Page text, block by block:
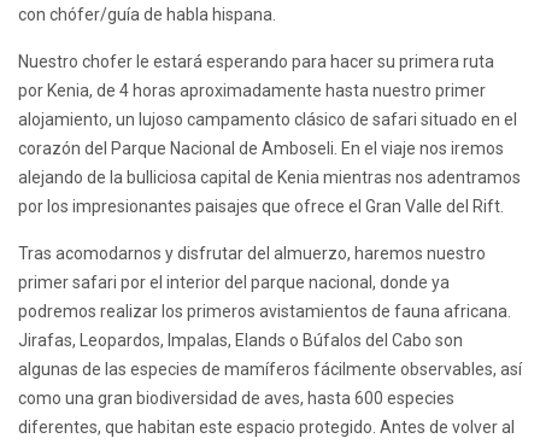
con chófer/guía de habla hispana.
Nuestro chofer le estará esperando para hacer su primera ruta
por Kenia, de 4 horas aproximadamente hasta nuestro primer
alojamiento, un lujoso campamento clásico de safari situado en el
corazón del Parque Nacional de Amboseli. En el viaje nos iremos
alejando de la bulliciosa capital de Kenia mientras nos adentramos
por los impresionantes paisajes que ofrece el Gran Valle del Rift.
Tras acomodarnos y disfrutar del almuerzo, haremos nuestro
primer safari por el interior del parque nacional, donde ya
podremos realizar los primeros avistamientos de fauna africana.
Jirafas, Leopardos, Impalas, Elands o Búfalos del Cabo son
algunas de las especies de mamíferos fácilmente observables, así
como una gran biodiversidad de aves, hasta 600 especies
diferentes, que habitan este espacio protegido. Antes de volver al